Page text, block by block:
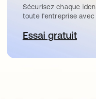
Sécurisez chaque
toute l’entreprise
Essai gratuit
s’ouvre